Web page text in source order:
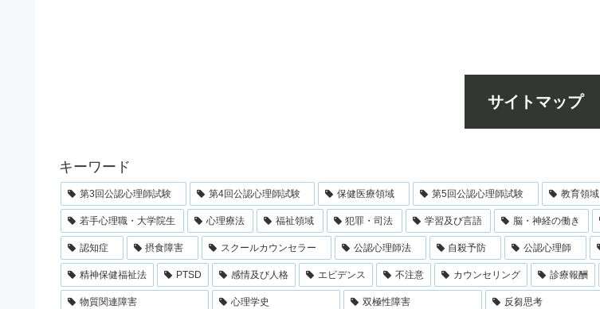
サイトマップ
キーワード
第3回公認心理師試験 第4回公認心理師試験 保健医療領域 第5回公認心理師試験 教育領域
若手心理職・大学院生 心理療法 福祉領域 犯罪・司法 学習及び言語 脳・神経の働き
認知症 摂食障害 スクールカウンセラー 公認心理師法 自殺予防 公認心理師
精神保健福祉法 PTSD 感情及び人格 エビデンス 不注意 カウンセリング 診療報酬
物質関連障害 心理学史 双極性障害 反芻思考